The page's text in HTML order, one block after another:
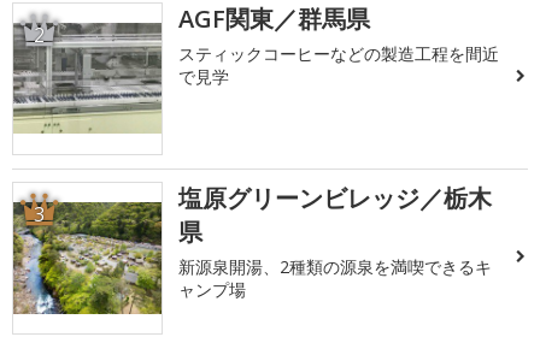
2 AGF関東／群馬県
スティックコーヒーなどの製造工程を間近
で見学
3
塩原グリーンビレッジ／栃木
県
新源泉開湯、2種類の源泉を満喫できるキ
ャンプ場